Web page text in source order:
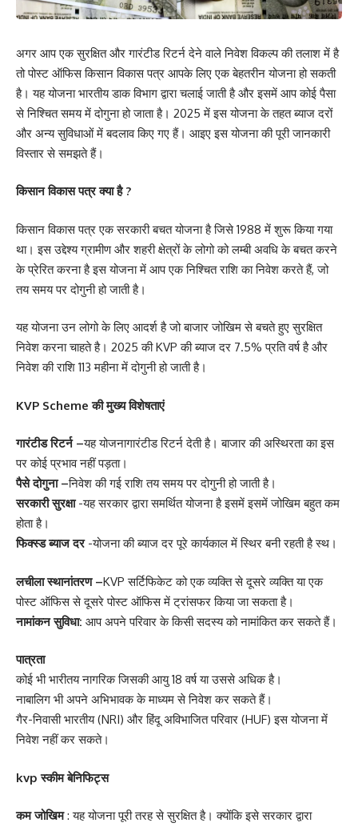
अगर आप एक सुरक्षित और गारंटीड रिटर्न देने वाले निवेश विकल्प की तलाश में है
तो पोस्ट ऑफिस किसान विकास पत्र आपके लिए एक बेहतरीन योजना हो सकती
है। यह योजना भारतीय डाक विभाग द्वारा चलाई जाती है और इसमें आप कोई पैसा
से निश्चित समय में दोगुना हो जाता है। 2025 में इस योजना के तहत ब्याज दरों
और अन्य सुविधाओं में बदलाव किए गए हैं। आइए इस योजना की पूरी जानकारी
विस्तार से समझते हैं।
किसान विकास पत्र क्या है ?
किसान विकास पत्र एक सरकारी बचत योजना है जिसे 1988 में शुरू किया गया
था। इस उद्देश्य ग्रामीण और शहरी क्षेत्रों के लोगो को लम्बी अवधि के बचत करने
के प्रेरित करना है इस योजना में आप एक निश्चित राशि का निवेश करते हैं, जो
तय समय पर दोगुनी हो जाती है।
यह योजना उन लोगो के लिए आदर्श है जो बाजार जोखिम से बचते हुए सुरक्षित
निवेश करना चाहते है। 2025 की KVP की ब्याज दर 7.5% प्रति वर्ष है और
निवेश की राशि 113 महीना में दोगुनी हो जाती है।
KVP Scheme की मुख्य विशेषताएं
गारंटीड रिटर्न –यह योजनागारंटीड रिटर्न देती है। बाजार की अस्थिरता का इस
पर कोई प्रभाव नहीं पड़ता।
पैसे दोगुना –निवेश की गई राशि तय समय पर दोगुनी हो जाती है।
सरकारी सुरक्षा-यह सरकार द्वारा समर्थित योजना है इसमें इसमें जोखिम बहुत कम
होता है।
फिक्स्ड ब्याज दर -योजना की ब्याज दर पूरे कार्यकाल में स्थिर बनी रहती है स्थ।
लचीला स्थानांतरण –KVP सर्टिफिकेट को एक व्यक्ति से दूसरे व्यक्ति या एक
पोस्ट ऑफिस से दूसरे पोस्ट ऑफिस में ट्रांसफर किया जा सकता है।
नामांकन सुविधा: आप अपने परिवार के किसी सदस्य को नामांकित कर सकते हैं।
पात्रता
कोई भी भारीतय नागरिक जिसकी आयु 18 वर्ष या उससे अधिक है।
नाबालिग भी अपने अभिभावक के माध्यम से निवेश कर सकते हैं।
गैर-निवासी भारतीय (NRI) और हिंदू अविभाजित परिवार (HUF) इस योजना में
निवेश नहीं कर सकते।
kvp स्कीम बेनिफिट्स
कम जोखिम: यह योजना पूरी तरह से सुरक्षित है। क्योंकि इसे सरकार द्वारा